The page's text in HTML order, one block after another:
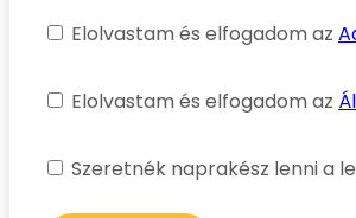
Elolvastam és elfogadom az
Elolvastam és elfogadom az
Szeretnék naprakész lenni a